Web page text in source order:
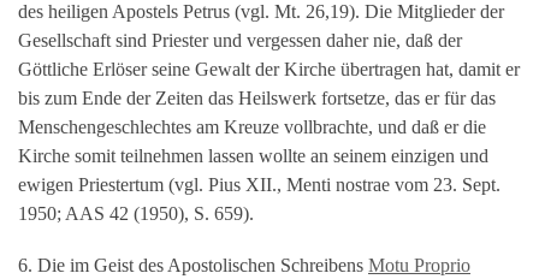
des heiligen Apostels Petrus (vgl. Mt. 26,19). Die Mitglieder der
Gesellschaft sind Priester und vergessen daher nie, daß der
Göttliche Erlöser seine Gewalt der Kirche übertragen hat, damit er
bis zum Ende der Zeiten das Heilswerk fortsetze, das er für das
Menschengeschlechtes am Kreuze vollbrachte, und daß er die
Kirche somit teilnehmen lassen wollte an seinem einzigen und
ewigen Priestertum (vgl. Pius XII., Menti nostrae vom 23. Sept.
1950; AAS 42 (1950), S. 659).
6. Die im Geist des Apostolischen Schreibens Motu Proprio